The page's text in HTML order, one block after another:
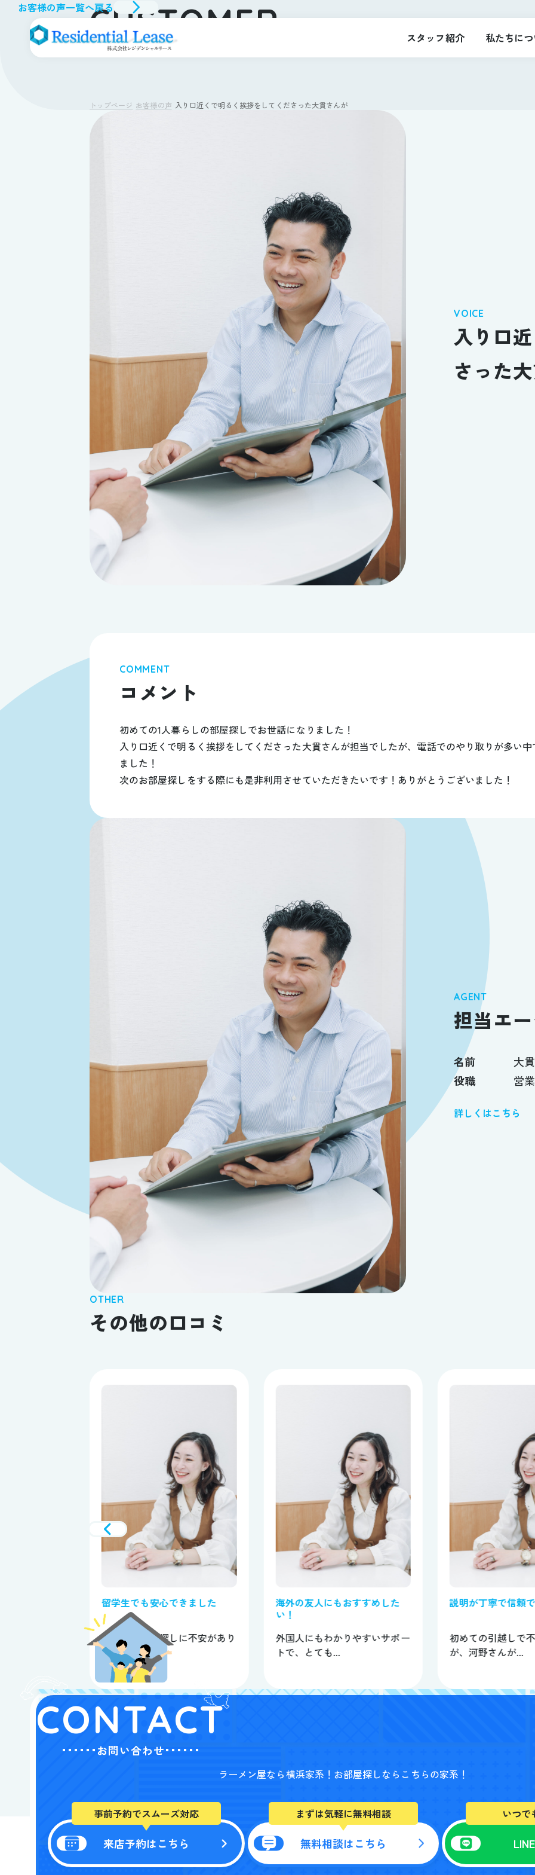
スタッフ紹介 私たちに
CUSTOMER
お客様の声
トップページ お客様の声 入り口近くで明るく挨拶をしてくださった大貫さんが
VOICE
入り口
さった
COMMENT
コメント
初めての1人暮らしの部屋探しでお世話になりました！
入り口近くで明るく挨拶をしてくださった大貫さんが担当でしたが、電話でのやり取りが多い
ました！
次のお部屋探しをする際にも是非利用させていただきたいです！ありがとうございました！
AGENT
担当エ
名前
大
役職
営
詳しくはこちら
OTHER
その他の口コミ
留学生でも安心できました
日本での部屋探しに不安があり
ましたが、河...
海外の友人にもおすすめした
い！
外国人にもわかりやすいサポー
トで、とても...
説明が丁寧で信頼
初めての引越しで
が、河野さんが...
お客様の声一覧へ戻る
CONTACT
お問い合わせ
ラーメン屋なら横浜家系！ お部屋探しならこちらの家系！
事前予約でスムーズ対応
来店予約はこちら
まずは気軽に無料相談
無料相談はこちら
いつで